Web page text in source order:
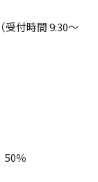
受付時間 9:30～
50％